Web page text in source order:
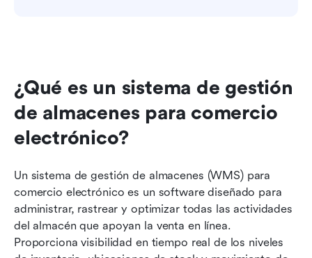
¿Qué es un sistema de gestión
de almacenes para comercio
electrónico?
Un sistema de gestión de almacenes (WMS) para
comercio electrónico es un software diseñado para
administrar, rastrear y optimizar todas las actividades
del almacén que apoyan la venta en línea.
Proporciona visibilidad en tiempo real de los niveles